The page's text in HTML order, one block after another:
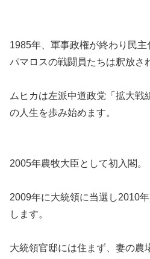
1985年、軍事政権が終わり民
パマロスの戦闘員たちは釈放さ
ムヒカは左派中道政党「拡大戦
の人生を歩み始めます。
2005年農牧大臣として初入閣。
2009年に大統領に当選し2010
します。
大統領官邸には住まず、妻の農